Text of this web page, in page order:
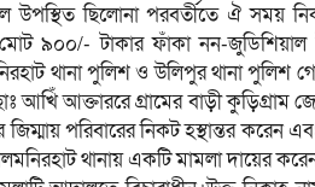
উপস্থিত ছিলোনা পরবর্তীতে ঐ সময়
৯০০/- টাকার ফাঁকা নন-জুডিশিয়াল
থানা পুলিশ ও উলিপুর থানা পুলিশ
আখিঁ আক্তাররে গ্রামের বাড়ী কুড়িগ্রাম
জিম্মায় পরিবারের নিকট হস্থান্তর
থানায় একটি মামলা